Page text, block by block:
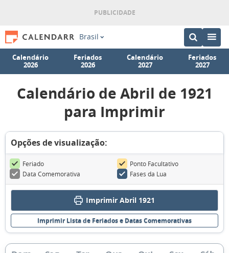
Brasil
Calendário
2026
Feriados
2026
Calendário
2027
Feriados
2027
Calendário de Abril de 1921
para Imprimir
Opções de visualização:
Feriado
Ponto Facultativo
Data Comemorativa
Fases da Lua
Imprimir Abril 1921
Imprimir Lista de Feriados e Datas Comemorativas